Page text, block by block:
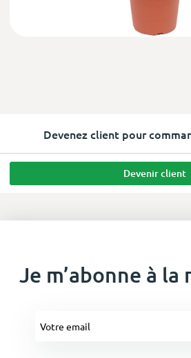
Devenez client pour
Devenir client
Je m’abonne à